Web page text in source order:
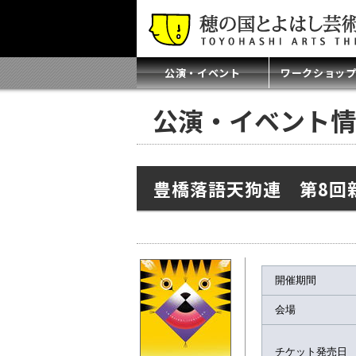
公演・イベント ワークショッ
公演・イベント
豊橋落語天狗連 第8回
開催期間
会場
チケット発売日